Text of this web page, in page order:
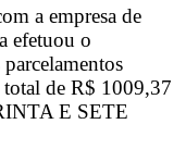
a empresa de
efetuou o
total de R$ 1009,37
E SETE